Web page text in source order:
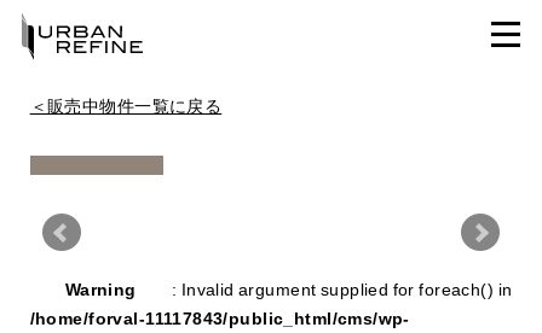
＜販売中物件一覧に戻る
Warning
: Invalid argument supplied for foreach() in
/home/forval-11117843/public_html/cms/wp-